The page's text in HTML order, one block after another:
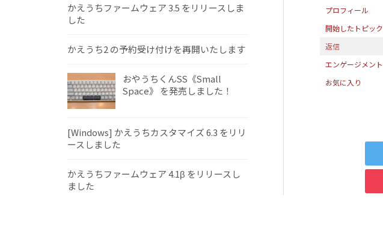
プロフィール
開始したトピック
返信
エンゲージメント
お気に入り
かえうちファームウェア 3.5 をリリースしま
した
かえうち2 の予約受け付けを再開いたします
おやうちくんSS《Small
Space》 を発売しました！
[Windows] かえうちカスタマイズ 6.3 をリリ
ースしました
かえうちファームウェア 4.1β をリリースし
ました